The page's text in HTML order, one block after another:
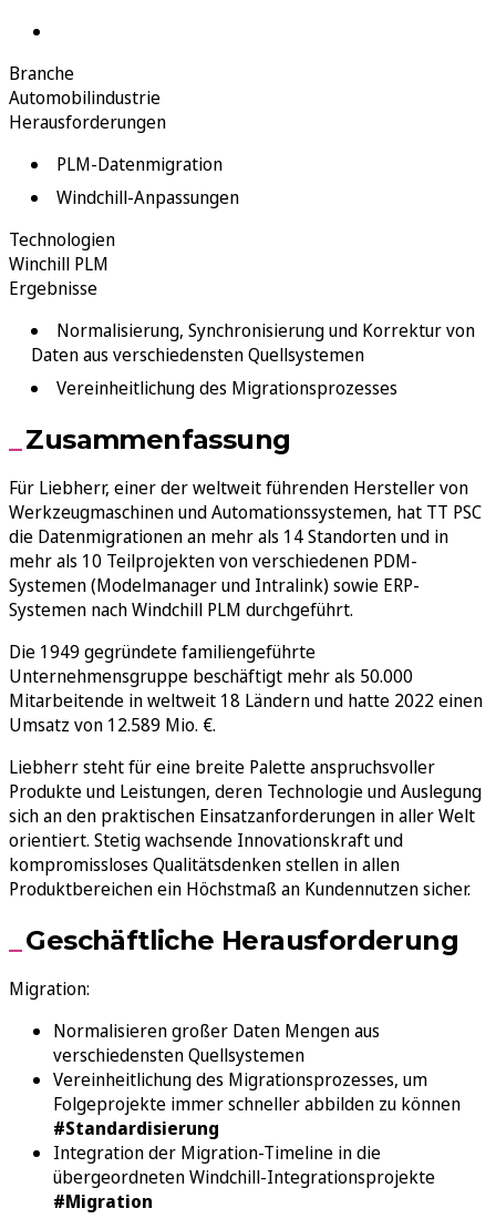
Branche
Automobilindustrie
Herausforderungen
PLM-Datenmigration
Windchill-Anpassungen
Technologien
Winchill PLM
Ergebnisse
Normalisierung, Synchronisierung und Korrektur von
Daten aus verschiedensten Quellsystemen
Vereinheitlichung des Migrationsprozesses
Zusammenfassung
Für Liebherr, einer der weltweit führenden Hersteller von
Werkzeugmaschinen und Automationssystemen, hat TT PSC
die Datenmigrationen an mehr als 14 Standorten und in
mehr als 10 Teilprojekten von verschiedenen PDM-
Systemen (Modelmanager und Intralink) sowie ERP-
Systemen nach Windchill PLM durchgeführt.
Die 1949 gegründete familiengeführte
Unternehmensgruppe beschäftigt mehr als 50.000
Mitarbeitende in weltweit 18 Ländern und hatte 2022 einen
Umsatz von 12.589 Mio. €.
Liebherr steht für eine breite Palette anspruchsvoller
Produkte und Leistungen, deren Technologie und Auslegung
sich an den praktischen Einsatzanforderungen in aller Welt
orientiert. Stetig wachsende Innovationskraft und
kompromissloses Qualitätsdenken stellen in allen
Produktbereichen ein Höchstmaß an Kundennutzen sicher.
Geschäftliche Herausforderung
Migration:
Normalisieren großer Daten Mengen aus
verschiedensten Quellsystemen
Vereinheitlichung des Migrationsprozesses, um
Folgeprojekte immer schneller abbilden zu können
#Standardisierung
Integration der Migration-Timeline in die
übergeordneten Windchill-Integrationsprojekte
#Migration